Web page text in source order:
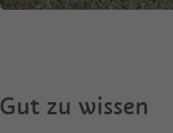
Gut zu wissen